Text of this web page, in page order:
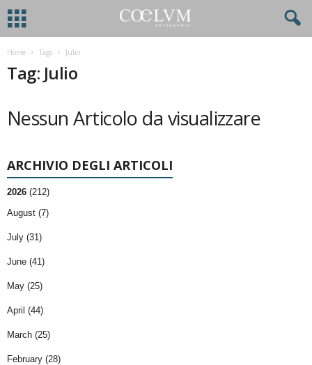
Home Tags Julio
Tag: Julio
Nessun Articolo da visualizzare
ARCHIVIO DEGLI ARTICOLI
2026 (212)
August (7)
July (31)
June (41)
May (25)
April (44)
March (25)
February (28)